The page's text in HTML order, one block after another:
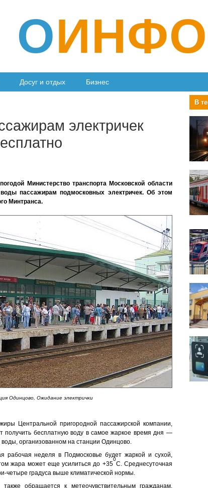
ОИНФО
Досуг и отдых Бизнес
электричек
Министерство транспорта Московской области
воды пассажирам подмосковных электричек. Об этом
Минтранса.
Одинцово, Ожидание электрички
Центральной пригородной пассажирской компании,
получить бесплатную воду в самое жаркое время дня —
организованном на станции Одинцово.
рабочая неделя в Подмосковье будет жаркой и сухой,
жара может еще усилиться до +35
0
С. Среднесуточная
четыре градуса выше климатической нормы.
также обращается к метеочувствительным гражданам,
В